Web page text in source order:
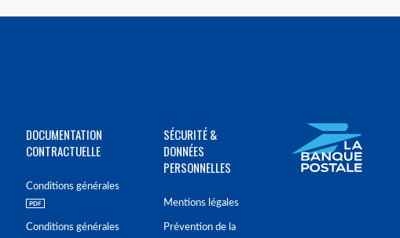
DOCUMENTATION
CONTRACTUELLE
Conditions générales
Conditions générales
SÉCURITÉ &
DONNÉES
PERSONNELLES
Mentions légales
Prévention de la